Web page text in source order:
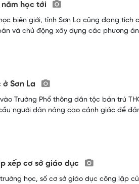
năm học tới
biên giới, tỉnh Sơn La cũng đang tích
và chủ động xây dựng các phương
Sơn La
Trường Phổ thông dân tộc bán trú
người dân nâng cao cảnh giác để
xếp cơ sở giáo dục
học, số cơ sở giáo dục công lập